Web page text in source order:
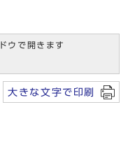
ウで開きます
大きな文字で印刷